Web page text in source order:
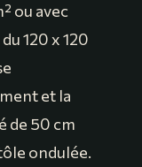
ou avec
120 x 120
et la
de 50 cm
ondulée.